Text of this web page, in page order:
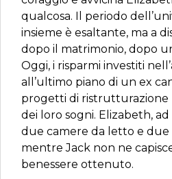
qualcosa. Il periodo
insieme è esaltante, ma a
dopo il matrimonio, dopo
Oggi, i risparmi investiti
all’ultimo piano di un ex
progetti di ristrutturazione
dei loro sogni. Elizabeth,
due camere da letto e due
mentre Jack non ne
benessere ottenuto.